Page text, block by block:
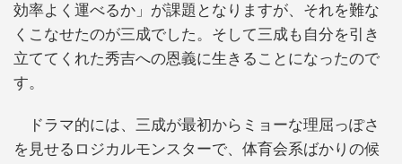
効率よく運べるか」が課題となりますが、それを難な
くこなせたのが三成でした。そして三成も自分を引き
立ててくれた秀吉への恩義に生きることになったので
す。
ドラマ的には、三成が最初からミョーな理屈っぽさ
を見せるロジカルモンスターで、体育会系ばかりの候